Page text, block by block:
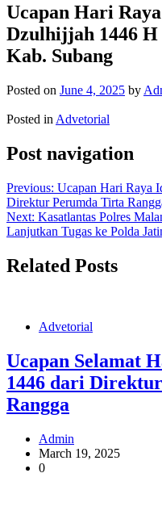
Ucapan Hari
Dzulhijjah 1446
Kab. Subang
Posted on June 4, 2025 by
Posted in Advetorial
Post navigation
Previous: Ucapan Hari Raya
Direktur Perumda Tirta
Next: Kasatlantas Polres
Lanjutkan Tugas ke Polda
Related Posts
Advetorial
Ucapan Selamat
1446 dari
Rangga
Admin
March 19, 2025
0